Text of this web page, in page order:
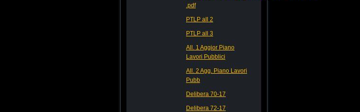
.pdf
PTLP all 2
PTLP all 3
All. 1 Aggior Piano
Lavori Pubblici
All. 2 Agg. Piano Lavori
Pubb
Delibera 70-17
Delibera 72-17